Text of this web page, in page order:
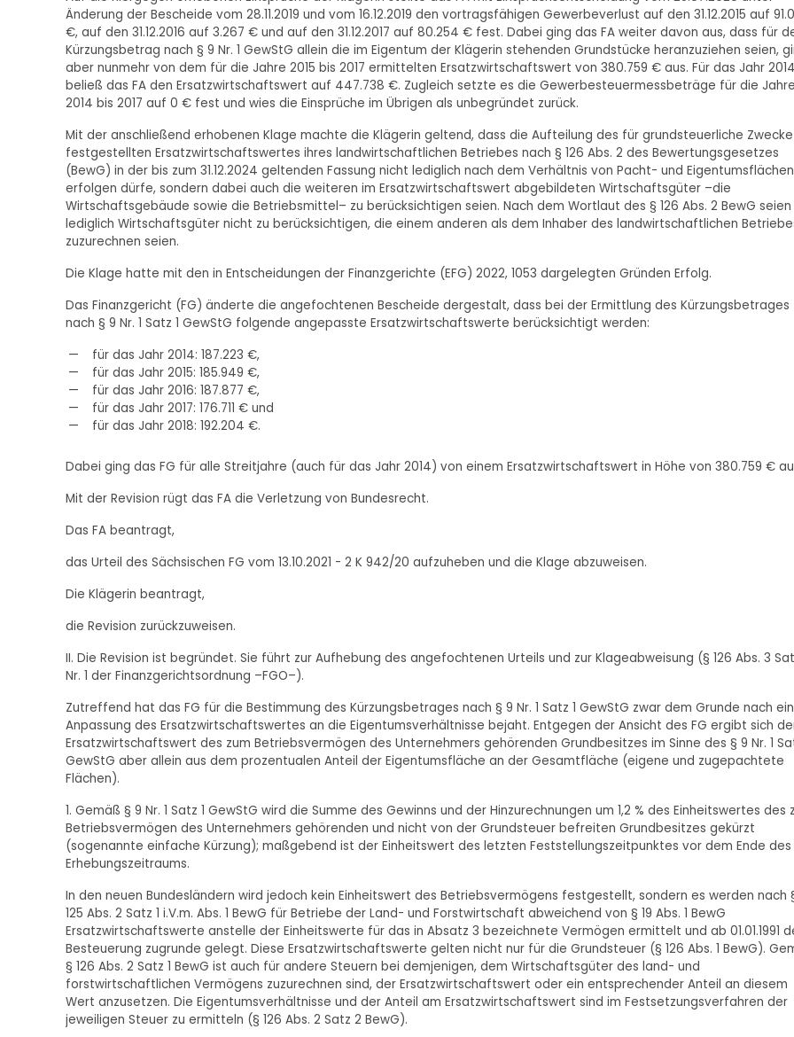
Änderung der Bescheide vom 28.11.2019 und vom 16.12.2019 den vortragsfähigen Gewerbeverlust auf den 31.12.2015 auf
€, auf den 31.12.2016 auf 3.267 € und auf den 31.12.2017 auf 80.254 € fest. Dabei ging das FA weiter davon aus, dass für
Kürzungsbetrag nach § 9 Nr. 1 GewStG allein die im Eigentum der Klägerin stehenden Grundstücke heranzuziehen seien,
aber nunmehr von dem für die Jahre 2015 bis 2017 ermittelten Ersatzwirtschaftswert von 380.759 € aus. Für das Jahr
beließ das FA den Ersatzwirtschaftswert auf 447.738 €. Zugleich setzte es die Gewerbesteuermessbeträge für die
2014 bis 2017 auf 0 € fest und wies die Einsprüche im Übrigen als unbegründet zurück.
Mit der anschließend erhobenen Klage machte die Klägerin geltend, dass die Aufteilung des für grundsteuerliche Zwecke
festgestellten Ersatzwirtschaftswertes ihres landwirtschaftlichen Betriebes nach § 126 Abs. 2 des Bewertungsgesetzes
(BewG) in der bis zum 31.12.2024 geltenden Fassung nicht lediglich nach dem Verhältnis von Pacht- und Eigentumsflächen
erfolgen dürfe, sondern dabei auch die weiteren im Ersatzwirtschaftswert abgebildeten Wirtschaftsgüter –die
Wirtschaftsgebäude sowie die Betriebsmittel– zu berücksichtigen seien. Nach dem Wortlaut des § 126 Abs. 2 BewG seien
lediglich Wirtschaftsgüter nicht zu berücksichtigen, die einem anderen als dem Inhaber des landwirtschaftlichen
zuzurechnen seien.
Die Klage hatte mit den in Entscheidungen der Finanzgerichte (EFG) 2022, 1053 dargelegten Gründen Erfolg.
Das Finanzgericht (FG) änderte die angefochtenen Bescheide dergestalt, dass bei der Ermittlung des Kürzungsbetrages
nach § 9 Nr. 1 Satz 1 GewStG folgende angepasste Ersatzwirtschaftswerte berücksichtigt werden:
für das Jahr 2014: 187.223 €,
für das Jahr 2015: 185.949 €,
für das Jahr 2016: 187.877 €,
für das Jahr 2017: 176.711 € und
für das Jahr 2018: 192.204 €.
Dabei ging das FG für alle Streitjahre (auch für das Jahr 2014) von einem Ersatzwirtschaftswert in Höhe von 380.759 €
Mit der Revision rügt das FA die Verletzung von Bundesrecht.
Das FA beantragt,
das Urteil des Sächsischen FG vom 13.10.2021 - 2 K 942/20 aufzuheben und die Klage abzuweisen.
Die Klägerin beantragt,
die Revision zurückzuweisen.
II. Die Revision ist begründet. Sie führt zur Aufhebung des angefochtenen Urteils und zur Klageabweisung (§ 126 Abs. 3
Nr. 1 der Finanzgerichtsordnung –FGO–).
Zutreffend hat das FG für die Bestimmung des Kürzungsbetrages nach § 9 Nr. 1 Satz 1 GewStG zwar dem Grunde nach
Anpassung des Ersatzwirtschaftswertes an die Eigentumsverhältnisse bejaht. Entgegen der Ansicht des FG ergibt sich
Ersatzwirtschaftswert des zum Betriebsvermögen des Unternehmers gehörenden Grundbesitzes im Sinne des § 9 Nr. 1
GewStG aber allein aus dem prozentualen Anteil der Eigentumsfläche an der Gesamtfläche (eigene und zugepachtete
Flächen).
1. Gemäß § 9 Nr. 1 Satz 1 GewStG wird die Summe des Gewinns und der Hinzurechnungen um 1,2 % des Einheitswertes des
Betriebsvermögen des Unternehmers gehörenden und nicht von der Grundsteuer befreiten Grundbesitzes gekürzt
(sogenannte einfache Kürzung); maßgebend ist der Einheitswert des letzten Feststellungszeitpunktes vor dem Ende des
Erhebungszeitraums.
In den neuen Bundesländern wird jedoch kein Einheitswert des Betriebsvermögens festgestellt, sondern es werden nach
125 Abs. 2 Satz 1 i.V.m. Abs. 1 BewG für Betriebe der Land- und Forstwirtschaft abweichend von § 19 Abs. 1 BewG
Ersatzwirtschaftswerte anstelle der Einheitswerte für das in Absatz 3 bezeichnete Vermögen ermittelt und ab 01.01.1991
Besteuerung zugrunde gelegt. Diese Ersatzwirtschaftswerte gelten nicht nur für die Grundsteuer (§ 126 Abs. 1 BewG).
§ 126 Abs. 2 Satz 1 BewG ist auch für andere Steuern bei demjenigen, dem Wirtschaftsgüter des land- und
forstwirtschaftlichen Vermögens zuzurechnen sind, der Ersatzwirtschaftswert oder ein entsprechender Anteil an diesem
Wert anzusetzen. Die Eigentumsverhältnisse und der Anteil am Ersatzwirtschaftswert sind im Festsetzungsverfahren der
jeweiligen Steuer zu ermitteln (§ 126 Abs. 2 Satz 2 BewG).